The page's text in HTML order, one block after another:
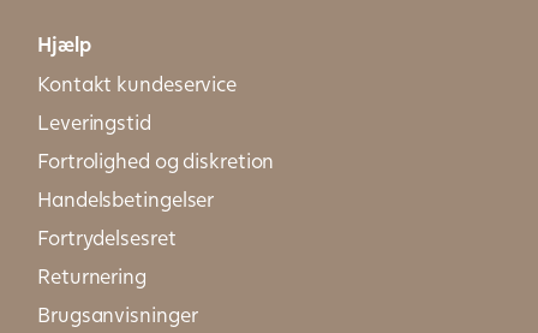
Hjælp
Kontakt kundeservice
Leveringstid
Fortrolighed og diskretion
Handelsbetingelser
Fortrydelsesret
Returnering
Brugsanvisninger